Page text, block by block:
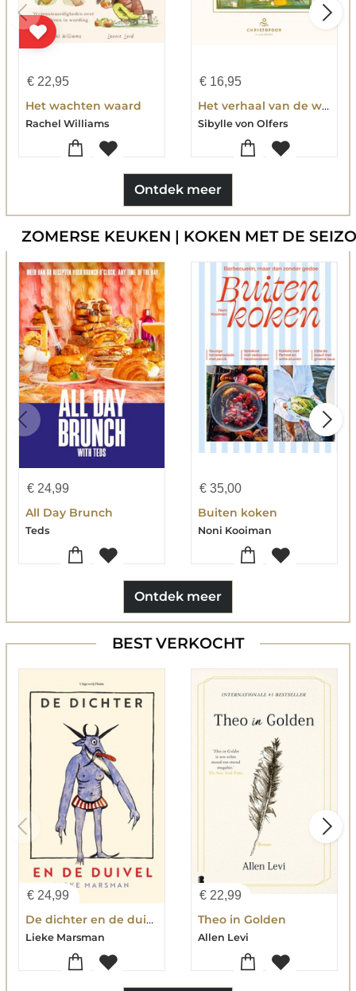
€ 22,95
Het wachten waard
Rachel Williams
€ 16,95
Het verhaal van de wortelkindertjes
Sibylle von Olfers
Ontdek meer
ZOMERSE KEUKEN | KOKEN MET DE
€ 24,99
All Day Brunch
Teds
€ 35,00
Buiten koken
Noni Kooiman
Ontdek meer
BEST VERKOCHT
€ 24,99
De dichter en de duivel
Lieke Marsman
€ 22,99
Theo in Golden
Allen Levi